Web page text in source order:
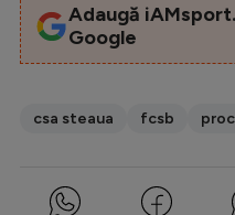
Adaugă
Google
csa steaua fcsb